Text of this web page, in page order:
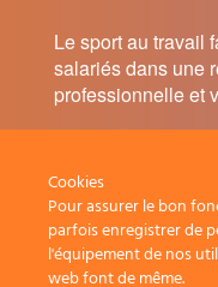
Le sport au travail
salariés dans une
professionnelle et
Cookies
Pour assurer le bon
parfois enregistrer de
l'équipement de nos
web font de même.